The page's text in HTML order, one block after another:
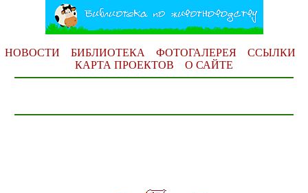
НОВОСТИ БИБЛИОТЕКА ФОТОГАЛЕРЕЯ
ССЫЛКИ
КАРТА ПРОЕКТОВ
О САЙТЕ